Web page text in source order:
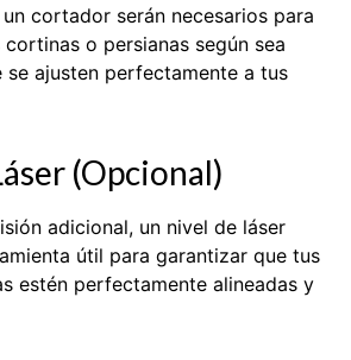
cortador serán necesarios para
o persianas según sea
se ajusten perfectamente a tus
(Opcional)
adicional, un nivel de láser
útil para garantizar que tus
estén perfectamente alineadas y